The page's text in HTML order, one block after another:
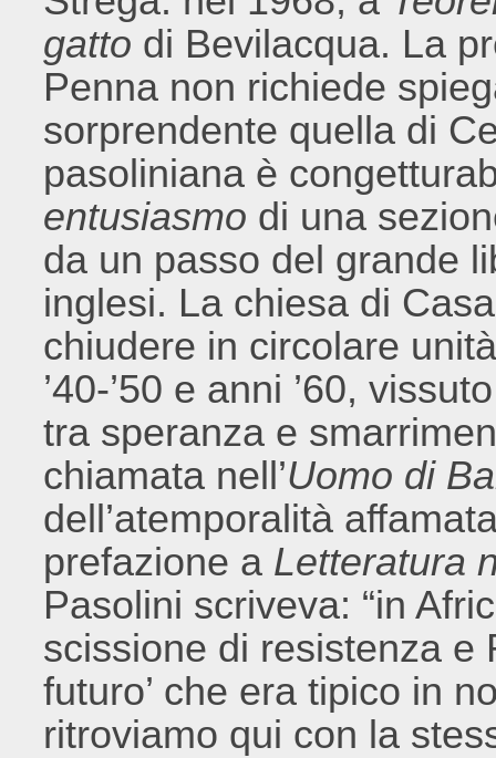
gatto di Bevilacqua. La
Penna non richiede
sorprendente quella di
pasoliniana è
entusiasmo di una
da un passo del grande
inglesi. La chiesa di
chiudere in circolare
’40-’50 e anni ’60,
tra speranza e
chiamata nell’Uomo di
dell’atemporalità
prefazione a Letteratura
Pasolini scriveva: “in
scissione di resistenza
futuro’ che era tipico in
ritroviamo qui con la